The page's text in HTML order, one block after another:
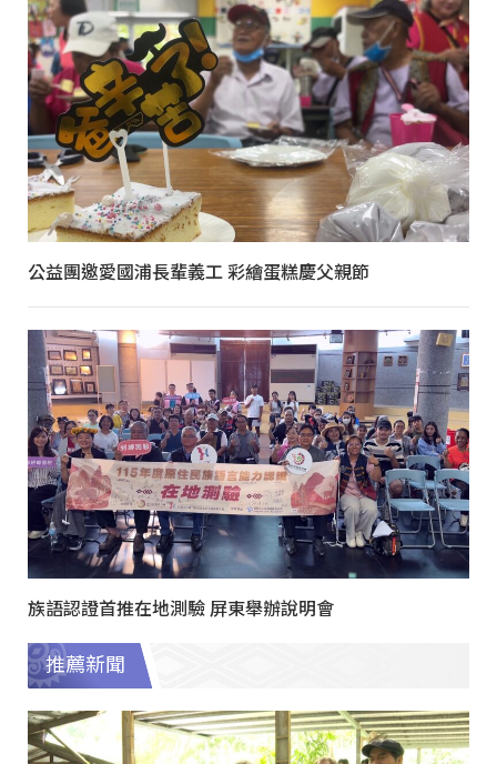
公益團邀愛國浦長輩義工 彩繪蛋糕慶父親節
族語認證首推在地測驗 屏東舉辦說明會
推薦新聞